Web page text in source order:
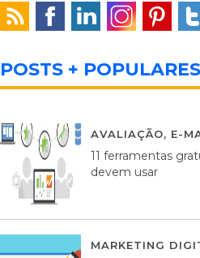
POSTS + POPULARES
AVALIAÇÃO, E-
11 ferramentas
devem usar
MARKETING